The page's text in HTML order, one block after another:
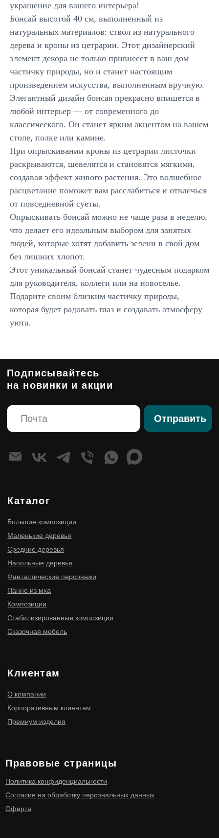
украшение для вашего интерьера!
Бонсай высотой 40 см, выполненный из
натуральных материалов: ствол из натурального
дерева и кроны из цетрарии. Этот дизайнерский
элемент декора не только привнесет в ваш дом
частичку природы, но и станет настоящим
произведением искусства, выполненным вручную.
Элегантный дизайн бонсая прекрасно впишется в
любой интерьер — от современного до
классического. Он станет ярким акцентом на вашем
столе, полке или камине.
При опрыскивании кроны из цетрарии листочки
раскрываются, шевелятся и становятся мягкими,
создавая эффект живого растения. Это волшебное
расцветание поможет вам расслабиться и отвлечься
от повседневной суеты.
Опрыскивать бонсай можно не чаще раза в неделю,
что делает его идеальным выбором для занятых
людей, которые хотят добавить зелени в свой дом
без лишних хлопот.
Этот уникальный бонсай станет чудесным подарком
для руководителя, коллеги или на новоселье.
Подарите своим близким частичку природы,
которая будет радовать глаз и создавать атмосферу
уюта.
ИП Мищенко Игорь Станиславович
Большие композиции
Маленькие деревья
Средние деревья
Напольные деревья
Фантастические персонажи
Панно из мха
Композиции
Сказочная мебель
Каталог
О компании
Корпоративным клиентам
Премиум изделия
Политика конфиденциальности
Согласие на обработку персональных данных
Правовые страницы
Отправить
Подписывайтесь
на новинки и акции